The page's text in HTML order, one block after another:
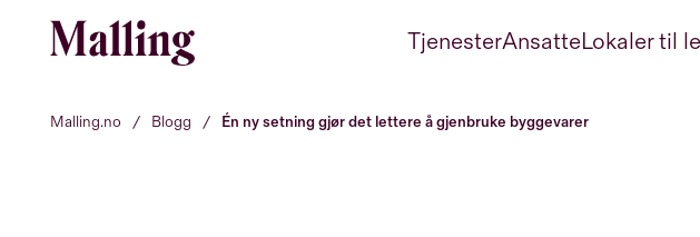
Hopp til innhold TjenesterAnsatteLokaler til
Malling.no / Blogg / Én ny setning gjør det lettere å gjenbruke byggevarer